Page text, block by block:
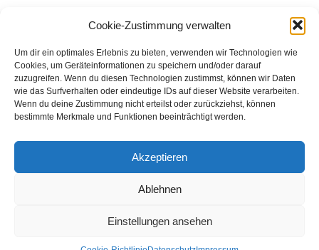
Cookie-Zustimmung verwalten
Um dir ein optimales Erlebnis zu bieten, verwenden wir Technologien wie
Cookies, um Geräteinformationen zu speichern und/oder darauf
zuzugreifen. Wenn du diesen Technologien zustimmst, können wir Daten
wie das Surfverhalten oder eindeutige IDs auf dieser Website verarbeiten.
Wenn du deine Zustimmung nicht erteilst oder zurückziehst, können
bestimmte Merkmale und Funktionen beeinträchtigt werden.
Akzeptieren
Ablehnen
Einstellungen ansehen
Sachbuch allgemein
ARCHIVE
Archive